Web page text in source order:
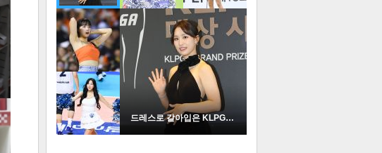
많이 본 뉴스
연예
스포츠 포토
2
드레스로 갈아입은 KLPGA …